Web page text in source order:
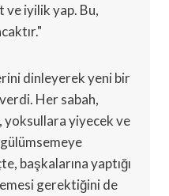
ve iyilik yap. Bu,
dinleyerek yeni bir
Her sabah,
yoksullara yiyecek ve
başkalarına yaptığı
gerektiğini de